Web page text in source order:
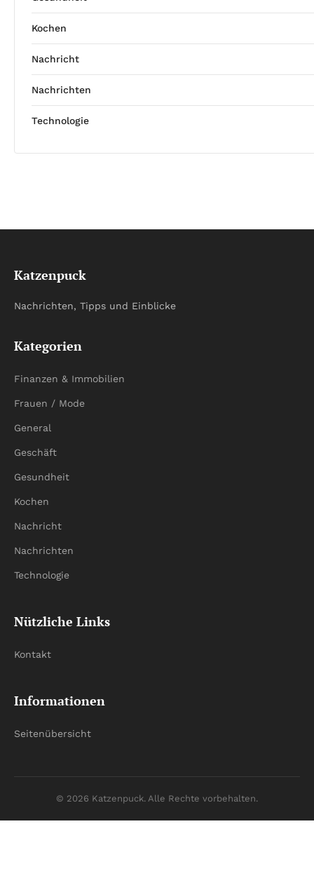
Kochen
Nachricht
Nachrichten
Technologie
Katzenpuck
Nachrichten, Tipps und Einblicke
Kategorien
Finanzen & Immobilien
Frauen / Mode
General
Geschäft
Gesundheit
Kochen
Nachricht
Nachrichten
Technologie
Nützliche Links
Kontakt
Informationen
Seitenübersicht
© 2026 Katzenpuck. Alle Rechte vorbehalten.